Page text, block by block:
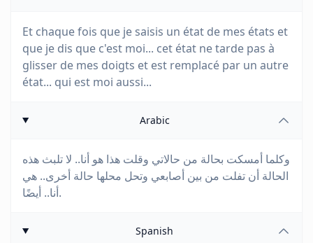
Et chaque fois que je saisis un état de mes états et
que je dis que c'est moi... cet état ne tarde pas à
glisser de mes doigts et est remplacé par un autre
état... qui est moi aussi...
Arabic
وكلما أمسكت بحالة من حالاتي وقلت هذا هو أنا.. لا تلبث هذه
الحالة أن تفلت من بين أصابعي وتحل محلها حالة أخرى.. هي
أنا.. أيضًا.
Spanish